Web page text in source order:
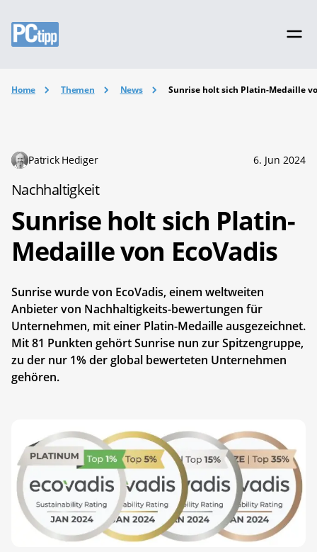
Home Themen News Sunrise holt sich Platin-Medaille
Patrick Hediger 6. Jun 2024
Nachhaltigkeit
Sunrise holt sich Platin-
Medaille von EcoVadis
Sunrise wurde von EcoVadis, einem weltweiten
Anbieter von Nachhaltigkeits-bewertungen für
Unternehmen, mit einer Platin-Medaille ausgezeichnet.
Mit 81 Punkten gehört Sunrise nun zur Spitzengruppe,
zu der nur 1% der global bewerteten Unternehmen
gehören.